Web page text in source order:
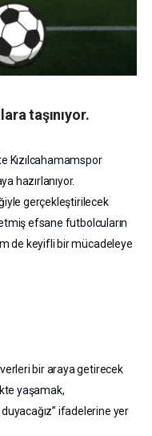
taşınıyor.
Kızılcahamamspor
hazırlanıyor.
gerçekleştirilecek
efsane futbolcuların
de keyifli bir mücadeleye
bir araya getirecek
yaşamak,
ifadelerine yer